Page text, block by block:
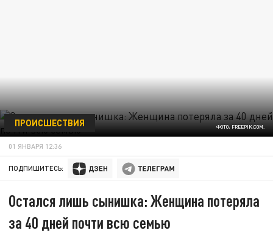
ФОТО: FREEPIK.COM.
ПРОИСШЕСТВИЯ
01 ЯНВАРЯ 12:36
ПОДПИШИТЕСЬ:
Остался лишь сынишка: Женщина потеряла
за 40 дней почти всю семью